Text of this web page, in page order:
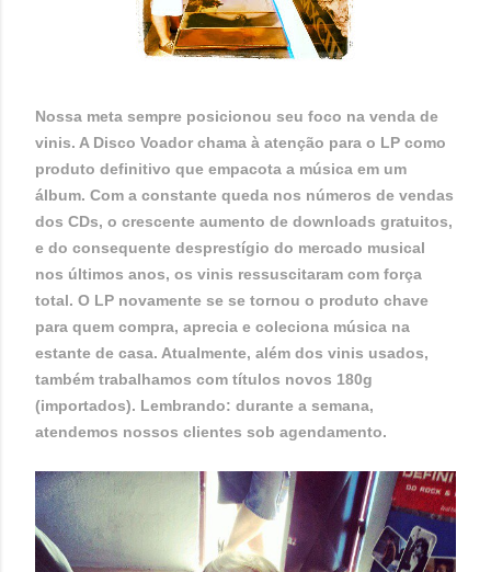
Nossa meta sempre posicionou seu foco na venda de
vinis. A Disco Voador chama à atenção para o LP como
produto definitivo que empacota a música em um
álbum. Com a constante queda nos números de vendas
dos CDs, o crescente aumento de downloads gratuitos,
e do consequente desprestígio do mercado musical
nos últimos anos, os vinis ressuscitaram com força
total. O LP novamente se se tornou o produto chave
para quem compra, aprecia e coleciona música na
estante de casa. Atualmente, além dos vinis usados,
também trabalhamos com títulos novos 180g
(importados). Lembrando: durante a semana,
atendemos nossos clientes sob agendamento.